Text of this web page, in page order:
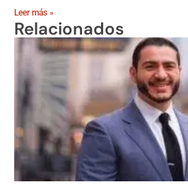
Leer más »
Relacionados